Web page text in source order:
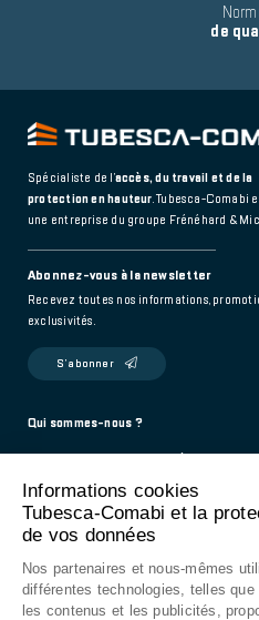
de
Spécialiste de l’accès, du travail et de la
protection en hauteur. Tubesca-Comabi
une entreprise du groupe Frénéhard &
Abonnez-vous à la newsletter
Recevez toutes nos informations,
exclusivités.
S’abonner
Footer
main
Qui sommes-nous ?
Politique de confidentialité
Mentions légales
Contact
976 Route de Saint-Bernard
01604 Trévoux - France
9h - 12h / 14h - 18h
Informations cookies
Tubesca-Comabi et la
de vos données
Nos partenaires et nous-mêmes
différentes technologies, telles
les contenus et les publicités,